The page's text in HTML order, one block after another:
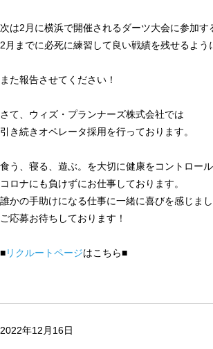
次は2月に横浜で開催されるダーツ大会に参加す
2月までに必死に練習して良い戦績を残せるよう
また報告させてください！
さて、ウィズ・プランナーズ株式会社では
引き続きオペレータ採用を行っております。
食う、寝る、遊ぶ。を大切に健康をコントロール
コロナにも負けずにお仕事しております。
誰かの手助けになる仕事に一緒に喜びを感じまし
ご応募お待ちしております！
■リクルートページはこちら■
2022年12月16日